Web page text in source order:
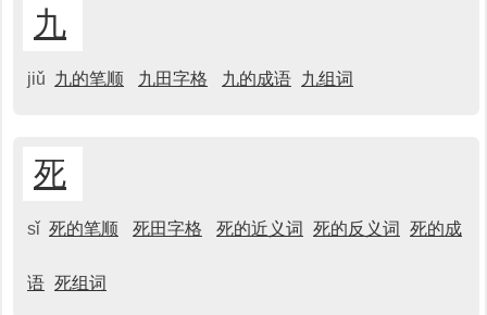
九
jiǔ 九的笔顺 九田字格 九的成语 九组词
死
sǐ 死的笔顺 死田字格 死的近义词 死的反义词 死的成
语 死组词